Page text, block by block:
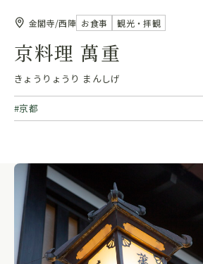
金閣寺/西陣 お食事 観光・拝観
京料理 萬重
きょうりょうり まんしげ
京都